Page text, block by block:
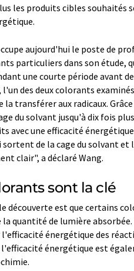
les produits cibles souhaités
aujourd'hui le poste de
particuliers dans son étude,
une courte période avant
l'un des deux colorants
la transférer aux radicaux.
du solvant jusqu'à dix fois
avec une efficacité
sortent de la cage du solvant
clair", a déclaré Wang.
sont la clé
découverte est que certains
quantité de lumière
énergétique des
l'efficacité énergétique est